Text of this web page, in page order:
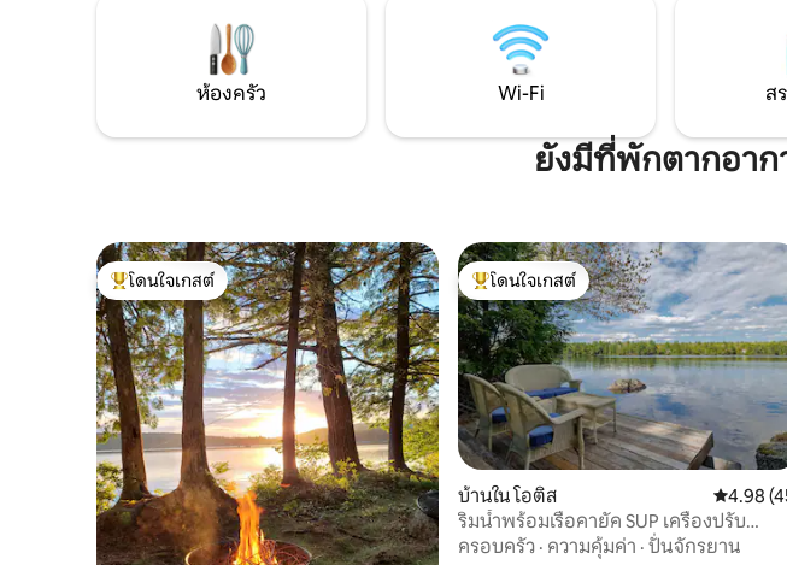
ห้องครัว Wi-Fi ส
ยังมีที่พักตากอาก
โดนใจเกสต์ที่สุด
โดนใจเกสต์
โดนใจเกสต์ที่สุด
โดนใจเกสต์
บ้านใน โอติส คะแนนเ
4.98
ริมน้ำพร้อมเรือคายัค SUP เครื่องปรับ
อากาศ 30 ไมล์ถึงอาคาเดีย
ครอบครัว · ความคุ้มค่า · ปั่นจักรยาน